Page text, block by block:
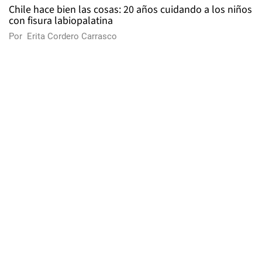
Chile hace bien las cosas: 20 años cuidando a los niños
con fisura labiopalatina
Por Erita Cordero Carrasco